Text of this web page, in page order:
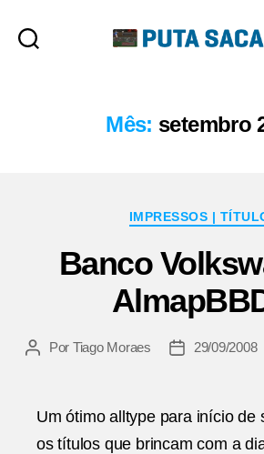
Mês: setembro
IMPRESSOS |
Banco
Autor
Por Tiago Moraes
Data29/09/2008
Um ótimo alltype para início de
os títulos que brincam com a